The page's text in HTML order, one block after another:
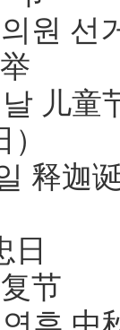
원 선
儿童
释迦
日
节